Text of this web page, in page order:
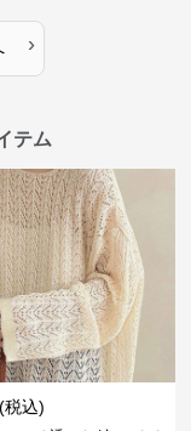
›
テム
(税込)